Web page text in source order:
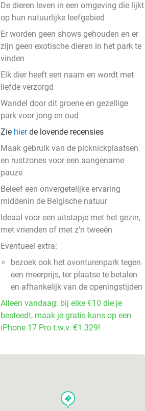
De dieren leven in een omgeving die lijkt
op hun natuurlijke leefgebied
Er worden geen shows gehouden en er
zijn geen exotische dieren in het park te
vinden
Elk dier heeft een naam en wordt met
liefde verzorgd
Wandel door dit groene en gezellige
park voor jong en oud
Zie hierde lovende recensies
Maak gebruik van de picknickplaatsen
en rustzones voor een aangename
pauze
Beleef een onvergetelijke ervaring
middenin de Belgische natuur
Ideaal voor een uitstapje met het gezin,
met vrienden of met z'n tweeën
Eventueel extra:
bezoek ook het avonturenpark tegen
een meerprijs, ter plaatse te betalen
en afhankelijk van de openingstijden
Alleen vandaag: bij elke €10 die je
besteedt, maak je gratis kans op een
iPhone 17 Pro t.w.v. €1.329!
events